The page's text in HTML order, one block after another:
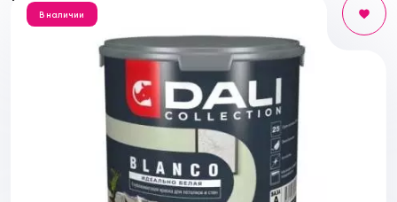
В наличии